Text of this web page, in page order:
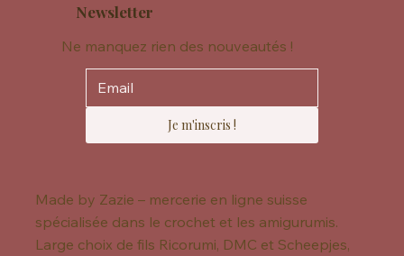
Newsletter
Ne manquez rien des nouveautés !
Je m'inscris !
Made by Zazie – mercerie en ligne suisse
spécialisée dans le crochet et les amigurumis.
Large choix de fils Ricorumi, DMC et Scheepjes,